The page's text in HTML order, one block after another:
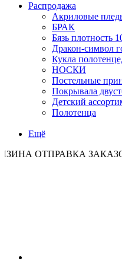
Распродажа
Акриловые
БРАК
Бязь плотность
Дракон-символ
Кукла
НОСКИ
Постельные
Покрывала
Детский
Полотенца
Ещё
ЗАКАЗОВ